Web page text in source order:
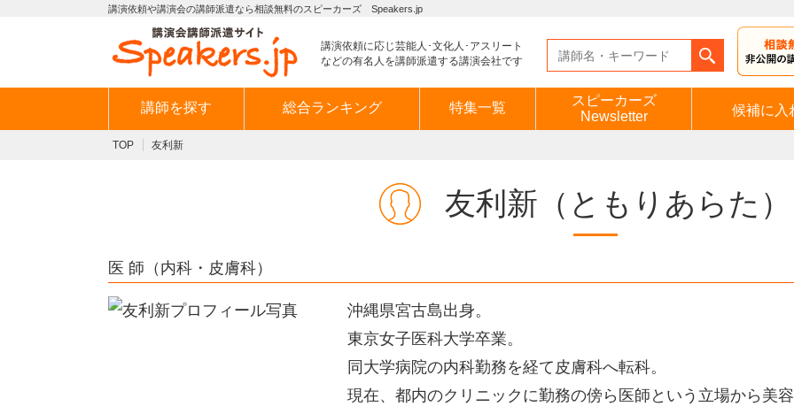
講演依頼や講演会の講師派遣なら相談無料のスピーカーズ Speakers.jp
講演依頼に応じ芸能人･文化人･アスリート
などの有名人を講師派遣する講演会社です
講師を探す 総合ランキング 特集一覧
スピーカーズ
Newsletter
候補に入
TOP 友利新
友利新 （ともりあらた）
医 師（内科・皮膚科）
沖縄県宮古島出身。
東京女子医科大学卒業。
同大学病院の内科勤務を経て皮膚科へ転科。
現在、都内のクリニックに勤務の傍ら医師という立場から美